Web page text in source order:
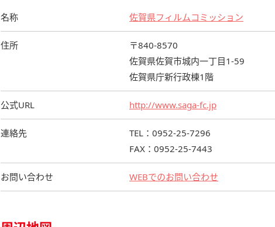
名称 佐賀県フィルムコミッション
住所
〒840-8570
佐賀県佐賀市城内一丁目1-59
佐賀県庁新行政棟1階
公式URL http://www.saga-fc.jp
連絡先
TEL：0952-25-7296
FAX：0952-25-7443
お問い合わせ WEBでのお問い合わせ